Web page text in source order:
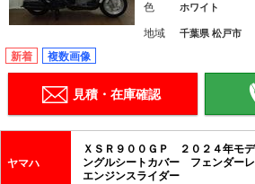
色 ホワイト
地域 千葉県 松戸市
新着 複数画像
見積・在庫確認
ヤマハ
ＸＳＲ９００ＧＰ ２０２４年
ングルシートカバー フェンダー
エンジンスライダー